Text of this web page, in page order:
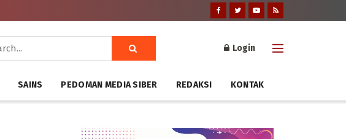
Login
SAINS PEDOMAN MEDIA SIBER REDAKSI KONTAK